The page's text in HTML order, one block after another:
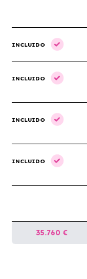
INCLUIDO
INCLUIDO
INCLUIDO
INCLUIDO
35.760 €